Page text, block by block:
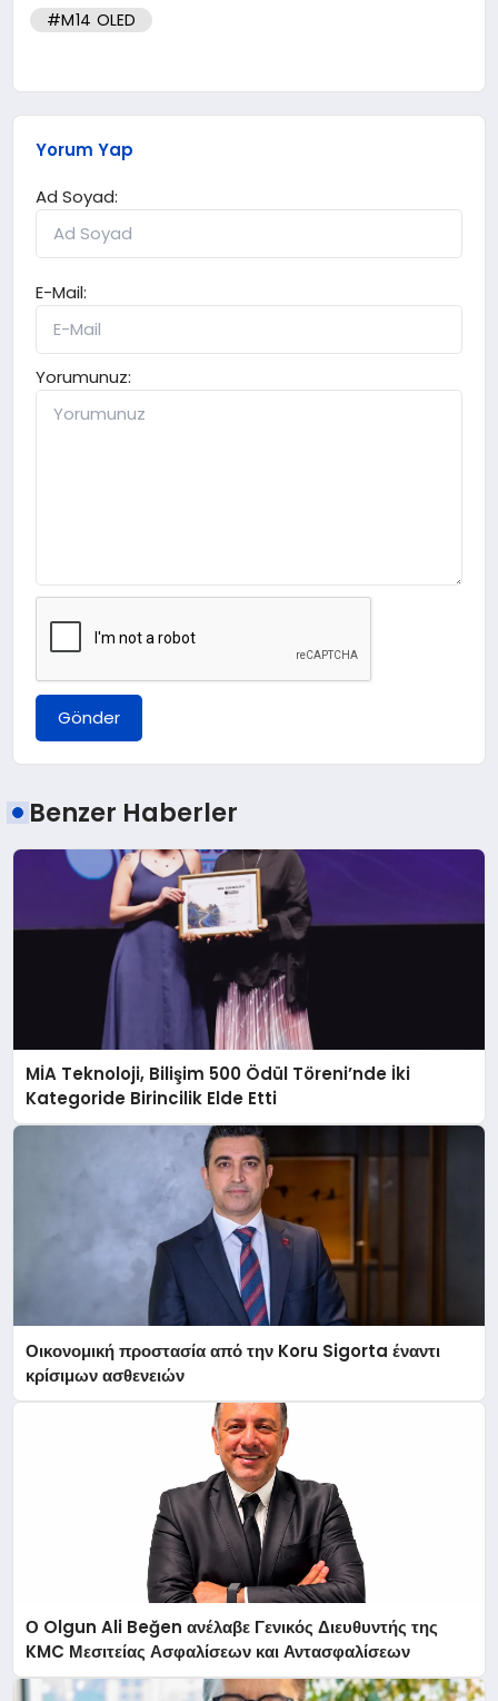
#M14 OLED
Yorum Yap
Ad Soyad:
E-Mail:
Yorumunuz:
Gönder
Benzer Haberler
MİA Teknoloji, Bilişim 500 Ödül Töreni’nde İki
Kategoride Birincilik Elde Etti
Οικονομική προστασία από την Koru Sigorta έναντι
κρίσιμων ασθενειών
Ο Olgun Ali Beğen ανέλαβε Γενικός Διευθυντής της
KMC Μεσιτείας Ασφαλίσεων και Αντασφαλίσεων